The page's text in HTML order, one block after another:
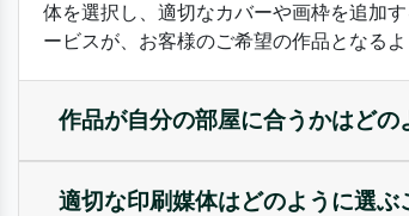
体を選択し、適切なカバーや画枠を追加
ービスが、お客様のご希望の作品となる
作品が自分の部屋に合うかはど
適切な印刷媒体はどのように選ぶ